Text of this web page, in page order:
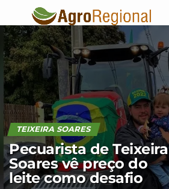
TEIXEIRA SOARES
Pecuarista de Teixeira
Soares vê preço do
leite como desafio